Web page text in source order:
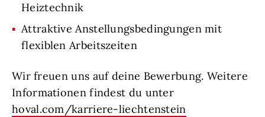
Heiztechnik
Attraktive Anstellungsbedingungen mit
flexiblen Arbeitszeiten
Wir freuen uns auf deine Bewerbung. Weitere
Informationen findest du unter
hoval.com/karriere-liechtenstein